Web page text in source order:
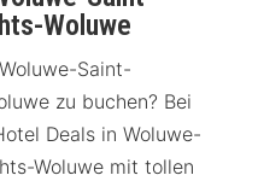
Woluwe
Saint-
zu buchen? Bei
Deals in Woluwe-
Woluwe mit tollen